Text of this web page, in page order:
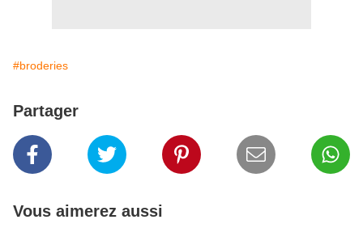
#broderies
Partager
Vous aimerez aussi